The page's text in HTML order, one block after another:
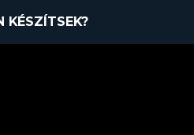
KÉSZÍTSEK?